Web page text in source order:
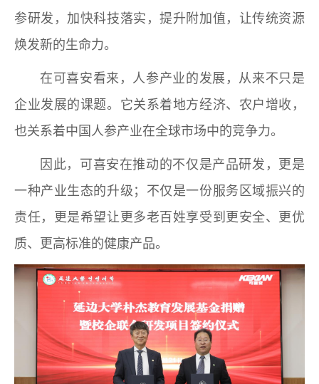
参研发，加快科技落实，提升附加值，让传统资源
焕发新的生命力。
在可喜安看来，人参产业的发展，从来不只是
企业发展的课题。它关系着地方经济、农户增收，
也关系着中国人参产业在全球市场中的竞争力。
因此，可喜安在推动的不仅是产品研发，更是
一种产业生态的升级；不仅是一份服务区域振兴的
责任，更是希望让更多老百姓享受到更安全、更优
质、更高标准的健康产品。